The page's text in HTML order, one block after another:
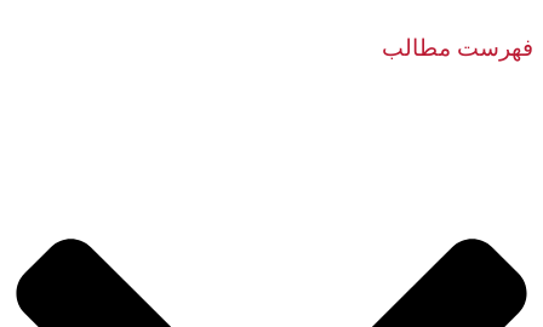
فهرست مطالب